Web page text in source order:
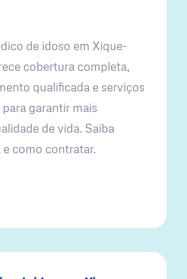
de idoso em Xique-
cobertura completa,
qualificada e serviços
garantir mais
de vida. Saiba
como contratar.